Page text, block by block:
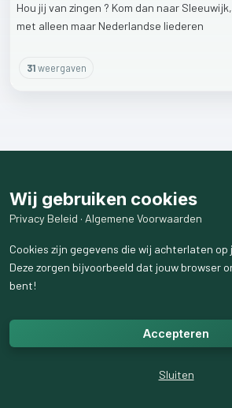
Hou jij van zingen ? Kom dan naar Sleeuwijk,
met alleen maar Nederlandse liederen
31weergaven
Wij gebruiken cookies
Privacy Beleid · Algemene Voorwaarden
Cookies zijn gegevens die wij achterlaten op
Deze zorgen bijvoorbeeld dat jouw browser
bent!
Accepteren
Sluiten